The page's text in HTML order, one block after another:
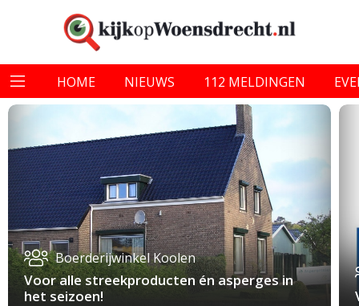
HOME NIEUWS 112 MELDINGEN
Boerderijwinkel Koolen
Voor alle streekproducten én asperges in
het seizoen!